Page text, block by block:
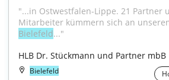
"...in Ostwestfalen-Lippe. 21 Partner
Bielefeld..."
HLB Dr. Stückmann und Partner mbB
Bielefeld